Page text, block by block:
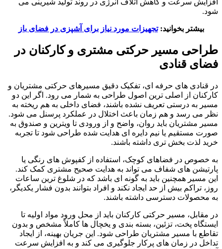
افزایش سرعت و کاهش اتلاف انرژی در روند تولید شیرینی می
شود.
بیشتر بخوانید:تجهیزات مورد نیاز برای آشپزی در فضای باز
طراحی مسیر حرکتی مشتری و کارکنان در
فضای قنادی
در قنادی های حرفه ای، تفکیک دقیق مسیرهای حرکتی مشتریان و
کارکنان از اصلی ترین اصول طراحی به شمار می رود. اگر این دو
مسیر به درستی تعریف نشده باشند، فضای داخلی به هم ریخته به
نظر می رسد و هم زمان باعث اختلال در عملکرد پرسنل می شود.
مسیر مشتریان باید روان، واضح و از ورودی تا ویترین و صندوق به
صورت مستقیم یا نیم دایره ای هدایت شده طراحی شود تا تجربه
خرید لذت بخش تری داشته باشند.
به خصوص در فضاهای کوچک، استفاده از کفپوش های رنگی یا
پارتیشن های شفاف می تواند به هدایت صحیح مشتری کمک کند.
این مسیر همچنین باید به گونه ای باشد که در شلوغ ترین ساعات
روز، تراکم بیش از حد ایجاد نکند و افراد بتوانند بدون فشار یکدیگر،
به محصولات دسترسی داشته باشند.
در مقابل، مسیر حرکتی کارکنان باید از محل ورود مواد اولیه تا
ایستگاه پخت، تزئین، بسته بندی و یخچال ها کاملاً مشخص و بدون
تقاطع با مسیر مشتریان طراحی شود. این جریان بهینه، از ایجاد
تداخل در زمان های پرکار جلوگیری می کند و به افزایش سرعت